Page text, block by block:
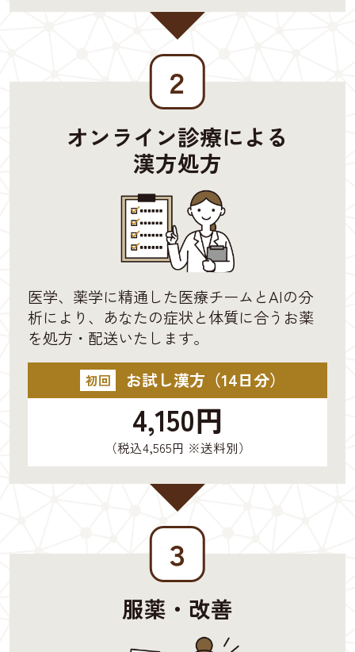
２
オンライン診療による
漢方処方
医学、薬学に精通した医療チームとAIの分
析により、あなたの症状と体質に合うお薬
を処方・配送いたします。
初回 お試し漢方（14日分）
4,150円
（税込4,565円 ※送料別）
３
服薬・改善